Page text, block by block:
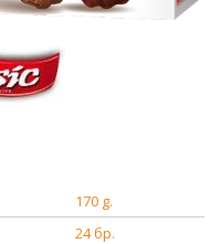
170 g.
24 бр.